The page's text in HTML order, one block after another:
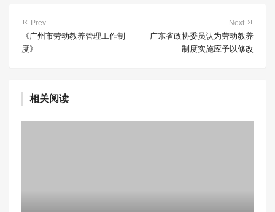
Prev
《广州市劳动教养管理工作制
度》
Next
广东省政协委员认为劳动教养
制度实施应予以修改
相关阅读